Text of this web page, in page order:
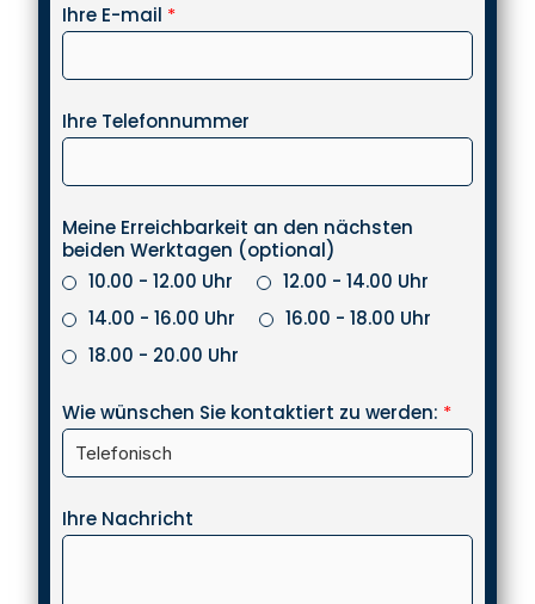
Ihre E-mail *
Ihre Telefonnummer
Meine Erreichbarkeit an den nächsten
beiden Werktagen (optional)
10.00 - 12.00 Uhr
12.00 - 14.00 Uhr
14.00 - 16.00 Uhr
16.00 - 18.00 Uhr
18.00 - 20.00 Uhr
Wie wünschen Sie kontaktiert zu werden: *
Ihre Nachricht